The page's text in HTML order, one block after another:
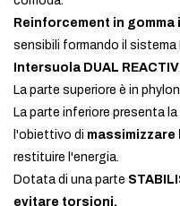
Reinforcement in
sensibili formando il sistema
Intersuola DUAL
La parte superiore è in
La parte inferiore presenta la
l'obiettivo di
restituire l'energia.
Dotata di una parte
evitare torsioni.